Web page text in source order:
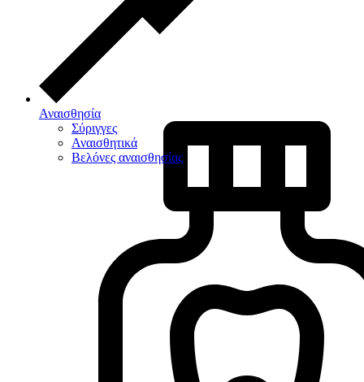
Αναισθησία
Σύριγγες
Αναισθητικά
Βελόνες αναισθησίας